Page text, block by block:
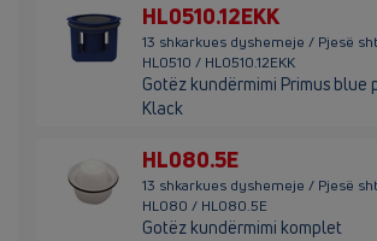
HL0510.12EKK
13 shkarkues dyshemeje / Pjesë
HL0510 / HL0510.12EKK
Gotëz kundërmimi Primus blue
Klack
HL080.5E
13 shkarkues dyshemeje / Pjesë
HL080 / HL080.5E
Gotëz kundërmimi komplet